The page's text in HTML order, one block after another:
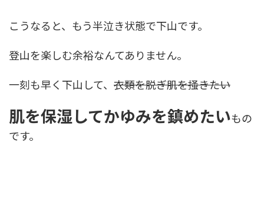
こうなると、もう半泣き状態で下山です。
登山を楽しむ余裕なんてありません。
一刻も早く下山して、 衣類を脱ぎ肌を掻きたい
肌を保湿してかゆみを鎮めたいもの
です。